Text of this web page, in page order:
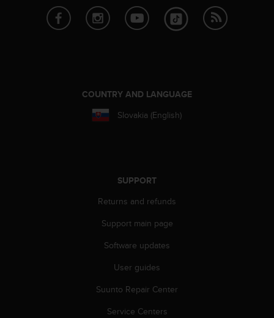
COUNTRY AND LANGUAGE
Slovakia (English)
SUPPORT
Returns and refunds
Support main page
Software updates
User guides
Suunto Repair Center
Service Centers